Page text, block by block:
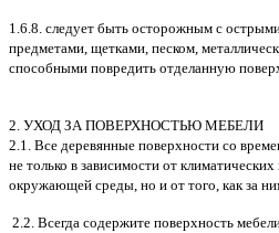
1.6.8. следует быть осторожным с
предметами, щетками, песком,
способными повредить отделанную
2. УХОД ЗА ПОВЕРХНОСТЬЮ МЕБЕЛИ
2.1. Все деревянные поверхности со
не только в зависимости от
окружающей среды, но и от того, как за
2.2. Всегда содержите поверхность